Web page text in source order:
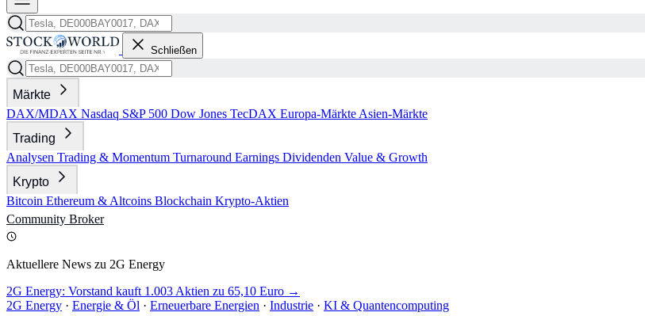
Schließen
Märkte
DAX/MDAX Nasdaq S&P 500 Dow Jones TecDAX Europa-Märkte Asien-Märkte
Trading
Analysen Trading & Momentum Turnaround Earnings Dividenden Value & Growth
Krypto
Bitcoin Ethereum & Altcoins Blockchain Krypto-Aktien
Community Broker
Aktuellere News zu 2G Energy
2G Energy: Vorstand kauft 1.003 Aktien zu 65,10 Euro →
2G Energy · Energie & Öl · Erneuerbare Energien · Industrie · KI & Quantencomputing